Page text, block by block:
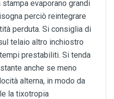
evaporano grandi
perciò reintegrare
perduta. Si consiglia di
telaio altro inchiostro
prestabiliti. Si tenda
anche se meno
alterna, in modo da
la tixotropia